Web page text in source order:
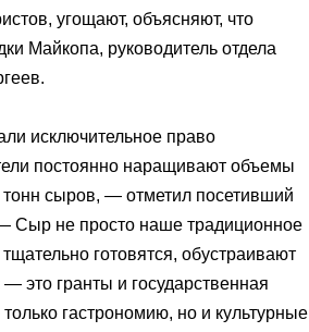
угощают, объясняют, что
Майкопа, руководитель отдела
исключительное право
постоянно наращивают объемы
сыров, — отметил посетивший
Сыр не просто наше традиционное
готовятся, обустраивают
это гранты и государственная
гастрономию, но и культурные